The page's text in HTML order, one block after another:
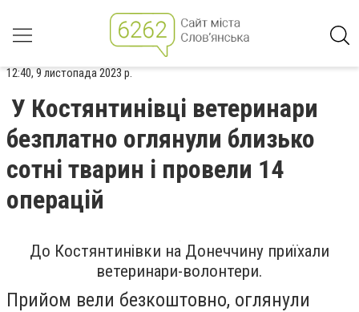
12:40, 9 листопада 2023 р.
У Костянтинівці ветеринари
безплатно оглянули близько
сотні тварин і провели 14
операцій
До Костянтинівки на Донеччину приїхали
ветеринари-волонтери.
Прийом вели безкоштовно, оглянули